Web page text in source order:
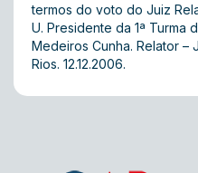
termos do voto do Juiz
U. Presidente da 1ª Turma
Medeiros Cunha. Relator –
Rios. 12.12.2006.